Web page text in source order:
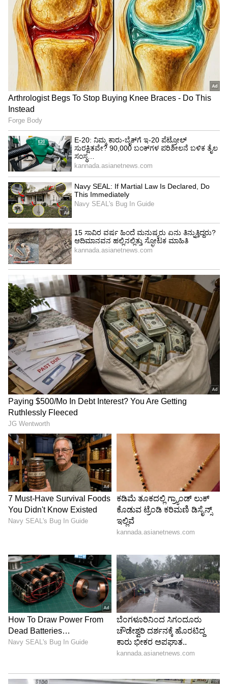
ಉದಯೋನ್ಮುಖ ರಾಷ್ಟ್ರೀಯ ತಂಡಕ್ಕೆ ಸೇರ್ಪಡೆಗೊಳಿಸಿದರು.
ಪಾಕಿಸ್ತಾನದ ವೇಗಿ ಶೋಯೆಬ್ ಅಖ್ತರ್ ಅವರನ್ನು ಆರಾಧ್ಯ
ದೈವವಾಗಿ ಸ್ವೀಕರಿಸಿದ್ದ ಜದ್ರಾನ್, ಅವರಂತೆಯೇ ಉದ್ದನೆಯ
ಕೂದಲು ಬಿಟ್ಟು, ಮೈದಾನದಲ್ಲಿ ಉಗ್ರ ಆಕ್ರಮಣಕಾರಿ
ಬೌಲಿಂಗ್ ಮತ್ತು ಆವೇಶದ ಸಂಭ್ರಮಾಚರಣೆಗೆ ಹೆಸರಾಗಿದ್ದರು.
2015 ರ ವಿಶ್ವಕಪ್‌ನ ಐತಿಹಾಸಿಕ ವಿಜಯ ಮತ್ತು
ಸ್ಮರಣೀಯ ಕ್ಷಣಗಳು
ಅಫ್ಘಾನಿಸ್ತಾನ ಕ್ರಿಕೆಟ್ ಇತಿಹಾಸದಲ್ಲಿ ಶಾಪೂರ್ ಜದ್ರಾನ್
ಹೆಸರು ಎಂದಿಗೂ ಅಮರ. ಟೀಮ್‌ ಇಂಡಿಯಾ ವಿರುದ್ಧದ
ವಿಶ್ವಕಪ್‌ ಅಭ್ಯಾಸ ಪಂದ್ಯದಲ್ಲಿ ಎಂಎಸ್ ಧೋನಿ ವಿಕೆಟ್‌
ಉರುಳಿಸುವ ಮೂಲಕ ಗಮನಸೆಳೆದಿದ್ದರು. ಆ ಬಳಿಕ
ಸ್ಕಾಟ್ಲೆಂಡ್‌ ವಿರುದ್ಧ ಡುನೆಡಿನ್‌ನಲ್ಲಿ ನಡೆದ ಪಂದ್ಯದಲ್ಲಿ ಅವರು
38 ರನ್ನಿಗೆ 4 ವಿಕೆಟ್ ಕಿತ್ತು ಮ್ಯಾಚ್ ವಿನ್ನಿಂಗ್ ಪ್ರದರ್ಶನ
ನೀಡಿದ್ದರು.ಅಷ್ಟೇ ಅಲ್ಲದೆ, ಅಂತಿಮವಾಗಿ ತಂಡಕ್ಕೆ ಜಯದ
ಅಗತ್ಯವಿದ್ದಾಗ 11ನೇ ಬ್ಯಾಟರ್ ಆಗಿ ಕ್ರೀಸ್‌ಗೆ ಬಂದ ಜದ್ರಾನ್,
ಐತಿಹಾಸಿಕ ವಿನ್ನಿಂಗ್ ಬೌಂಡರಿ ಬಾರಿಸುವ ಮೂಲಕ
ಅಫ್ಘಾನಿಸ್ತಾನಕ್ಕೆ ವಿಶ್ವಕಪ್ ಇತಿಹಾಸದಲ್ಲೇ ‘ಮೊದಲ ವಿಜಯ’
ತಂದುಕೊಟ್ಟಿದ್ದರು. ಆ ಗೆಲುವಿನ ಸಂಭ್ರಮದಲ್ಲಿ ಅವರು
ಮೈದಾನದಲ್ಲೇ ಮಲಗಿ ಸಂಭ್ರಮಿಸಿದ್ದು ಕ್ರಿಕೆಟ್ ಲೋಕದ
ಅತ್ಯಂತ ಐಕಾನ್ ಚಿತ್ರಗಳಲ್ಲಿ ಒಂದಾಗಿದೆ.
ಇದಕ್ಕೂ ಮುನ್ನ, 2010 ರ ಟಿ20 ವಿಶ್ವಕಪ್‌ನಲ್ಲಿ ಭಾರತದ
ಬಲಿಷ್ಠ ಬ್ಯಾಟರ್‌ಗಳಾದ ವೀರೇಂದ್ರ ಸೆಹ್ವಾಗ್ ಮತ್ತು ಗೌತಮ್
ಸಂಚಲನ ಮೂಡಿಸಿದ್ದರು. 2012 ರ ಟಿ20 ವಿಶ್ವಕಪ್‌ನಲ್ಲಿ
ಗುಲ್ಬದಿನ್ ನೈಬ್ ಜೊತೆಗೂಡಿ 9ನೇ ವಿಕೆಟ್‌ಗೆ 44 ರನ್‌ಗಳ
ಪ್ರಮುಖ ಜೊತೆಯಾಟವಾಡಿ ತಮ್ಮ ಬ್ಯಾಟಿಂಗ್
ಹೋರಾಟವನ್ನೂ ಪ್ರದರ್ಶಿಸಿದ್ದರು. 2018 ರ ಟಿ20 ಸರಣಿಯಲ್ಲಿ
ಬಾಂಗ್ಲಾದೇಶದ ವಿರುದ್ಧ 40 ರನ್ನಿಗೆ 3 ವಿಕೆಟ್ ಪಡೆದಿದ್ದು ಅವರ
ಮತ್ತೊಂದು ಸ್ಮರಣೀಯ ಪ್ರದರ್ಶನವಾಗಿತ್ತು.
22 ವರ್ಷಗಳ ಕ್ರಿಕೆಟ್ ಪಯಣ ಮತ್ತು ಅಂಕಿ-ಅಂಶಗಳು